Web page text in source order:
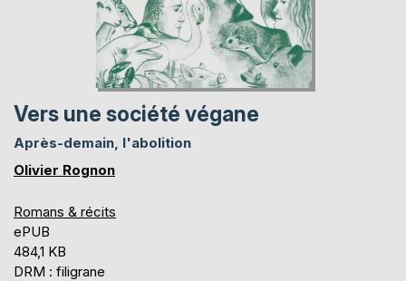
Vers une société végane
Après-demain, l'abolition
Olivier Rognon
Romans & récits
ePUB
484,1 KB
DRM : filigrane